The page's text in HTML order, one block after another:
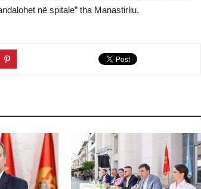
në spitale” tha Manastirliu.